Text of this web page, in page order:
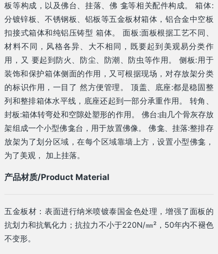
板等构成，以及佛台、挂落、佛 龛等相关配件构成。 箱体:
分镀锌板、不锈钢板、铝板等五金板材箱体，铝合金中空板
扣接式箱体和纯铝压铸型 箱体。 面板:面板根据工艺不同、
材料不同，风格各异、大不相同，既要起到美观易分类作
用，又 要起到防火、防尘、防潮、防虫等作用。 侧板:用于
装饰和保护箱体侧面的作用，又可根据现场，对存放架分类
的标识作用，一目了 然方便管理。 顶盖、底座:都是稳固整
列和整排箱体水平线，底座还起到一部分承重作用。 转角、
封板:箱体转弯处和空隙处塑形的作用。 佛台:由几个骨灰存放
架组成一个小型佛龛台，用于放置佛像。 佛龛、挂落:整排存
放架为了划分区域，在每个区域靠墙上方，设置小型佛龛，
为了美观， 加上挂落。
产品材质/Product Material
五金板材：表面进行纳米喷镀泰国金色处理，增强了面板的
抗划力和抗氧化力；抗拉力不小于220N/㎜²，50年内不褪色
不变形。